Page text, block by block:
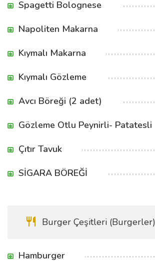
Spagetti Bolognese
Napoliten Makarna
Kıymalı Makarna
Kıymalı Gözleme
Avcı Böreği (2 adet)
Gözleme Otlu Peynirli- Patatesli
Çıtır Tavuk
SİGARA BÖREĞİ
Burger Çeşitleri (Burgerler)
Hamburger